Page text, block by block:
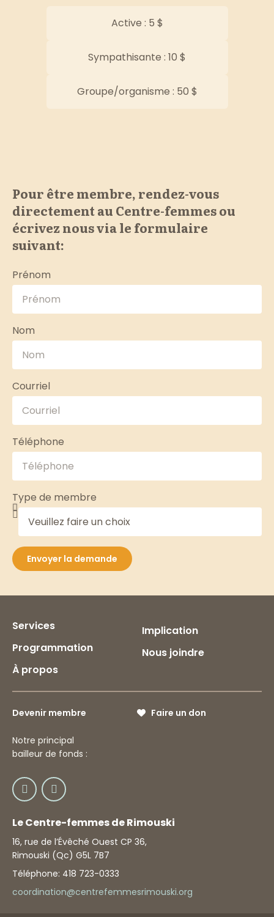
Active : 5 $
Sympathisante : 10 $
Groupe/organisme : 50 $
Pour être membre, rendez-vous
directement au Centre-femmes ou
écrivez nous via le formulaire
suivant:
Prénom
Nom
Courriel
Téléphone
Type de membre
Envoyer la demande
Le Centre-femmes de Rimouski
16, rue de l’Évêché Ouest CP 36,
Rimouski (Qc) G5L 7B7
Téléphone: 418 723-0333
coordination@centrefemmesrimouski.org
Services
Programmation
À propos
Implication
Nous joindre
Devenir membre Faire un don
Notre principal
bailleur de fonds :